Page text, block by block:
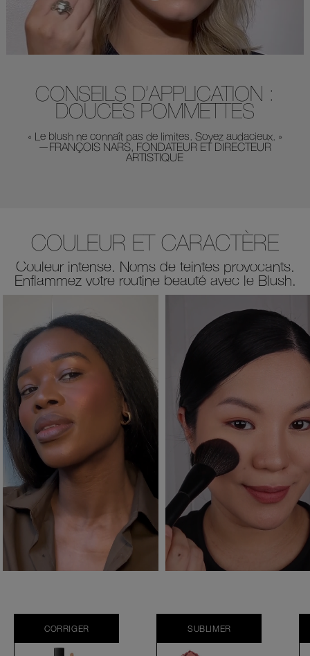
CONSEILS D’APPLICATION :
DOUCES POMMETTES
« Le blush ne connaît pas de limites. Soyez audacieux. »
—FRANÇOIS NARS, FONDATEUR ET DIRECTEUR
ARTISTIQUE
COULEUR ET CARACTÈRE
Couleur intense. Noms de teintes provocants.
Enflammez votre routine beauté avec le Blush.
CORRIGER SUBLIMER